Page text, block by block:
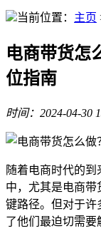
当前位置： 主页
电商带货怎
位指南
时间：2024-04-30
随着电商时代的
中，尤其是电商带
键路径。但对于许
了他们最迫切需